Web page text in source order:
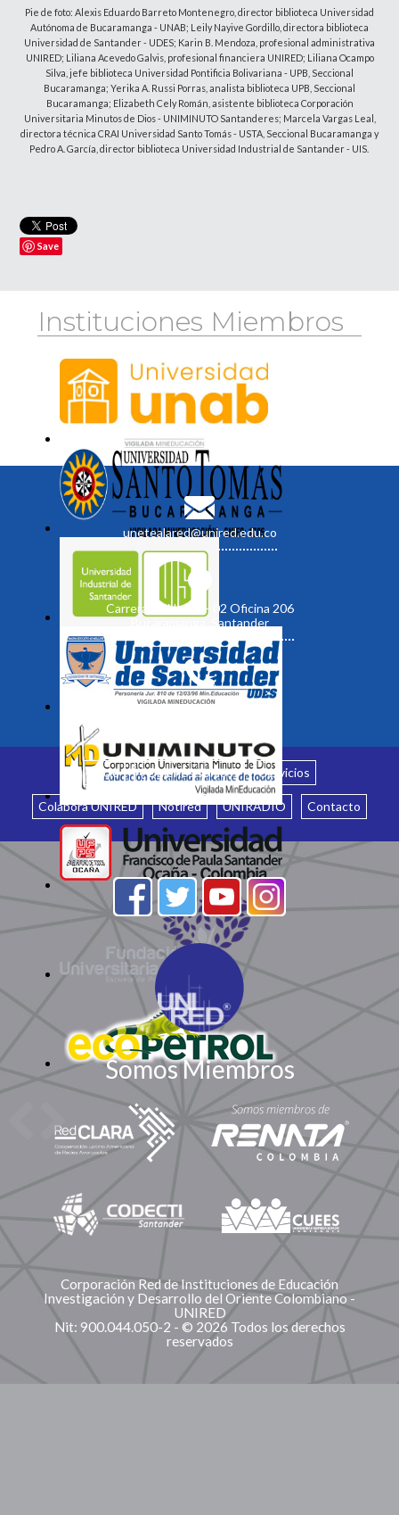
Pie de foto: Alexis Eduardo Barreto Montenegro, director biblioteca Universidad
Autónoma de Bucaramanga - UNAB; Leily Nayive Gordillo, directora biblioteca
Universidad de Santander - UDES; Karin B. Mendoza, profesional administrativa
UNIRED; Liliana Acevedo Galvis, profesional financiera UNIRED; Liliana Ocampo
Silva, jefe biblioteca Universidad Pontificia Bolivariana - UPB, Seccional
Bucaramanga; Yerika A. Russi Porras, analista biblioteca UPB, Seccional
Bucaramanga; Elizabeth Cely Román, asistente biblioteca Corporación
Universitaria Minutos de Dios - UNIMINUTO Santanderes; Marcela Vargas Leal,
directora técnica CRAI Universidad Santo Tomás - USTA, Seccional Bucaramanga y
Pedro A. García, director biblioteca Universidad Industrial de Santander - UIS.
Save
Instituciones Miembros
unetealared@unired.edu.co
Carrera 19 No. 35 - 02 Oficina 206
Bucaramanga, Santander
Inicio ¿Quiénes somos? Servicios
Colabora UNIRED Notired UNIRADIO Contacto
Somos Miembros
Corporación Red de Instituciones de Educación
Investigación y Desarrollo del Oriente Colombiano -
UNIRED
Nit: 900.044.050-2 - © 2026 Todos los derechos
reservados